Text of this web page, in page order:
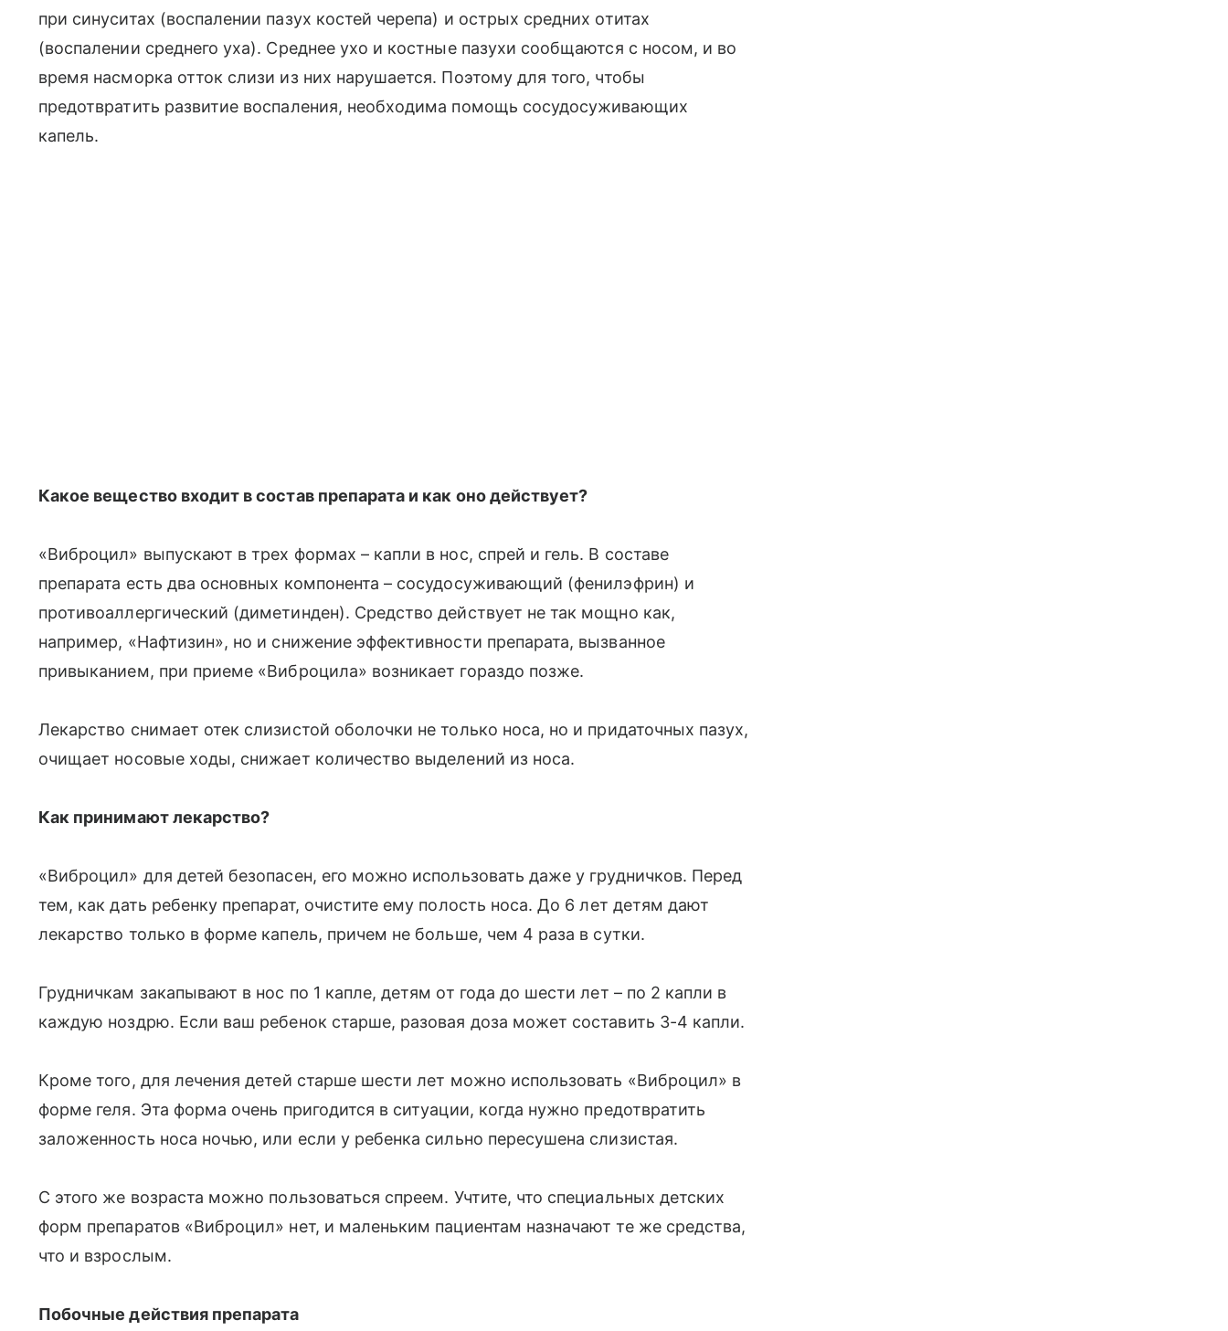
при синуситах (воспалении пазух костей черепа) и острых средних отитах
(воспалении среднего уха). Среднее ухо и костные пазухи сообщаются с носом, и во
время насморка отток слизи из них нарушается. Поэтому для того, чтобы
предотвратить развитие воспаления, необходима помощь сосудосуживающих
капель.
Какое вещество входит в состав препарата и как оно действует?
«Виброцил» выпускают в трех формах – капли в нос, спрей и гель. В составе
препарата есть два основных компонента – сосудосуживающий (фенилэфрин) и
противоаллергический (диметинден). Средство действует не так мощно как,
например, «Нафтизин», но и снижение эффективности препарата, вызванное
привыканием, при приеме «Виброцила» возникает гораздо позже.
Лекарство снимает отек слизистой оболочки не только носа, но и придаточных пазух,
очищает носовые ходы, снижает количество выделений из носа.
Как принимают лекарство?
«Виброцил» для детей безопасен, его можно использовать даже у грудничков. Перед
тем, как дать ребенку препарат, очистите ему полость носа. До 6 лет детям дают
лекарство только в форме капель, причем не больше, чем 4 раза в сутки.
Грудничкам закапывают в нос по 1 капле, детям от года до шести лет – по 2 капли в
каждую ноздрю. Если ваш ребенок старше, разовая доза может составить 3-4 капли.
Кроме того, для лечения детей старше шести лет можно использовать «Виброцил» в
форме геля. Эта форма очень пригодится в ситуации, когда нужно предотвратить
заложенность носа ночью, или если у ребенка сильно пересушена слизистая.
С этого же возраста можно пользоваться спреем. Учтите, что специальных детских
форм препаратов «Виброцил» нет, и маленьким пациентам назначают те же средства,
что и взрослым.
Побочные действия препарата